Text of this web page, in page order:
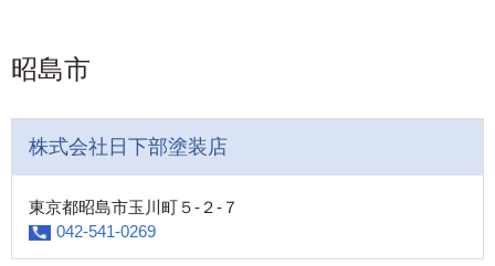
昭島市
株式会社日下部塗装店
東京都昭島市玉川町５-２-７
042-541-0269